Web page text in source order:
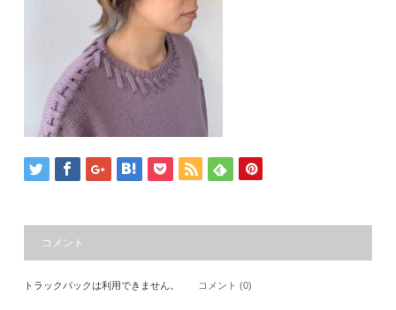
コメント
トラックバックは利用できません。 コメント (0)